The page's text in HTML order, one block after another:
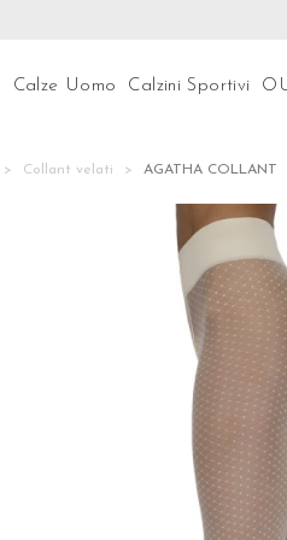
Calze Uomo Calzini Sportivi
Collant velati AGATHA COLLANT